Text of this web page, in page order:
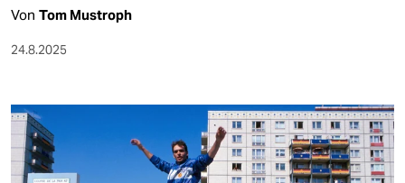
shop
fragen & hilfe
abo
genossenschaft
Von Tom Mustroph
24.8.2025